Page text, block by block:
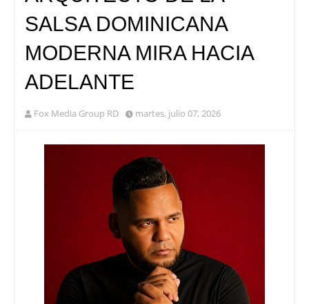
SALSA DOMINICANA
MODERNA MIRA HACIA
ADELANTE
Fox Media Group RD martes, julio 07, 2026